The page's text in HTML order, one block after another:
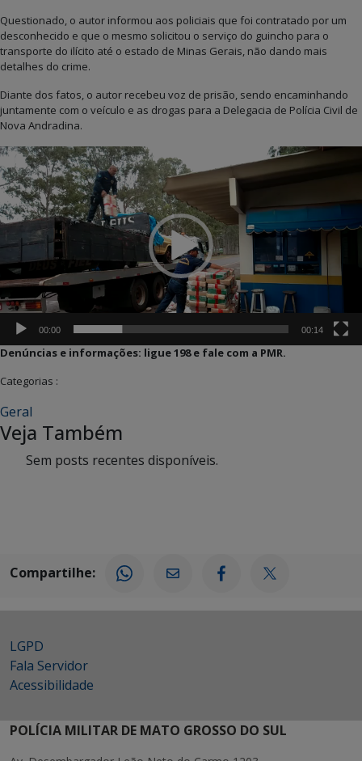
Questionado, o autor informou aos policiais que foi contratado por um
desconhecido e que o mesmo solicitou o serviço do guincho para o
transporte do ilícito até o estado de Minas Gerais, não dando mais
detalhes do crime.
Diante dos fatos, o autor recebeu voz de prisão, sendo encaminhando
juntamente com o veículo e as drogas para a Delegacia de Polícia Civil de
Nova Andradina.
Tocador
de
vídeo
00:00 00:14
Denúncias e informações: ligue 198 e fale com a PMR.
Categorias :
Geral
Veja Também
Sem posts recentes disponíveis.
Compartilhe:
LGPD
Fala Servidor
Acessibilidade
POLÍCIA MILITAR DE MATO GROSSO DO SUL